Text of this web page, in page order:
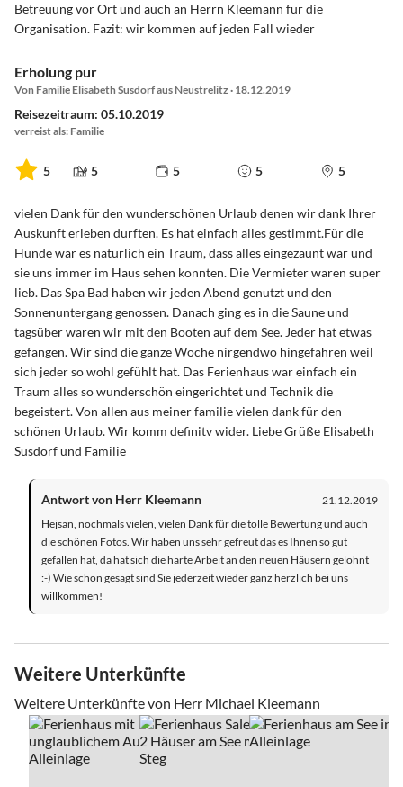
Betreuung vor Ort und auch an Herrn Kleemann für die
Organisation. Fazit: wir kommen auf jeden Fall wieder
Erholung pur
Von Familie Elisabeth Susdorf aus Neustrelitz · 18.12.2019
Reisezeitraum: 05.10.2019
verreist als: Familie
5 5 5 5 5
vielen Dank für den wunderschönen Urlaub denen wir dank Ihrer
Auskunft erleben durften. Es hat einfach alles gestimmt.Für die
Hunde war es natürlich ein Traum, dass alles eingezäunt war und
sie uns immer im Haus sehen konnten. Die Vermieter waren super
lieb. Das Spa Bad haben wir jeden Abend genutzt und den
Sonnenuntergang genossen. Danach ging es in die Saune und
tagsüber waren wir mit den Booten auf dem See. Jeder hat etwas
gefangen. Wir sind die ganze Woche nirgendwo hingefahren weil
sich jeder so wohl gefühlt hat. Das Ferienhaus war einfach ein
Traum alles so wunderschön eingerichtet und Technik die
begeistert. Von allen aus meiner familie vielen dank für den
schönen Urlaub. Wir komm definitv wider. Liebe Grüße Elisabeth
Susdorf und Familie
Antwort von Herr Kleemann
21.12.2019
Hejsan, nochmals vielen, vielen Dank für die tolle Bewertung und auch
die schönen Fotos. Wir haben uns sehr gefreut das es Ihnen so gut
gefallen hat, da hat sich die harte Arbeit an den neuen Häusern gelohnt
:-) Wie schon gesagt sind Sie jederzeit wieder ganz herzlich bei uns
willkommen!
Weitere Unterkünfte
Weitere Unterkünfte von Herr Michael Kleemann